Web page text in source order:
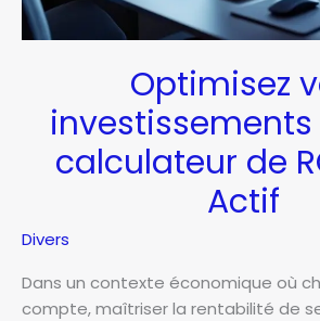
Optimisez
calculateur de
Actif
Divers
Dans un contexte économique où
compte, maîtriser la rentabilité de